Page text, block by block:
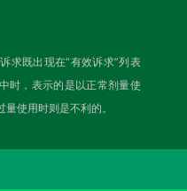
求既出现在“有效诉求”列表
时，表示的是以正常剂量使
使用时则是不利的。